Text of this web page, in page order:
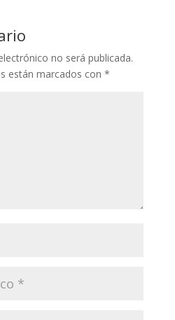
no será publicada.
están marcados con *